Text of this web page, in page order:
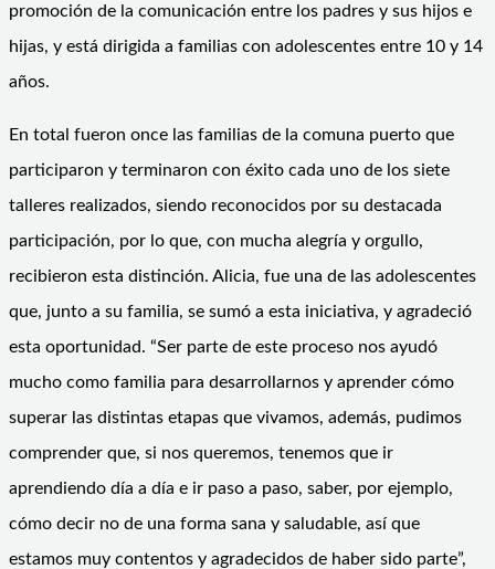
promoción de la comunicación entre los padres y sus hijos e
hijas, y está dirigida a familias con adolescentes entre 10 y 14
años.
En total fueron once las familias de la comuna puerto que
participaron y terminaron con éxito cada uno de los siete
talleres realizados, siendo reconocidos por su destacada
participación, por lo que, con mucha alegría y orgullo,
recibieron esta distinción. Alicia, fue una de las adolescentes
que, junto a su familia, se sumó a esta iniciativa, y agradeció
esta oportunidad. “Ser parte de este proceso nos ayudó
mucho como familia para desarrollarnos y aprender cómo
superar las distintas etapas que vivamos, además, pudimos
comprender que, si nos queremos, tenemos que ir
aprendiendo día a día e ir paso a paso, saber, por ejemplo,
cómo decir no de una forma sana y saludable, así que
estamos muy contentos y agradecidos de haber sido parte”,